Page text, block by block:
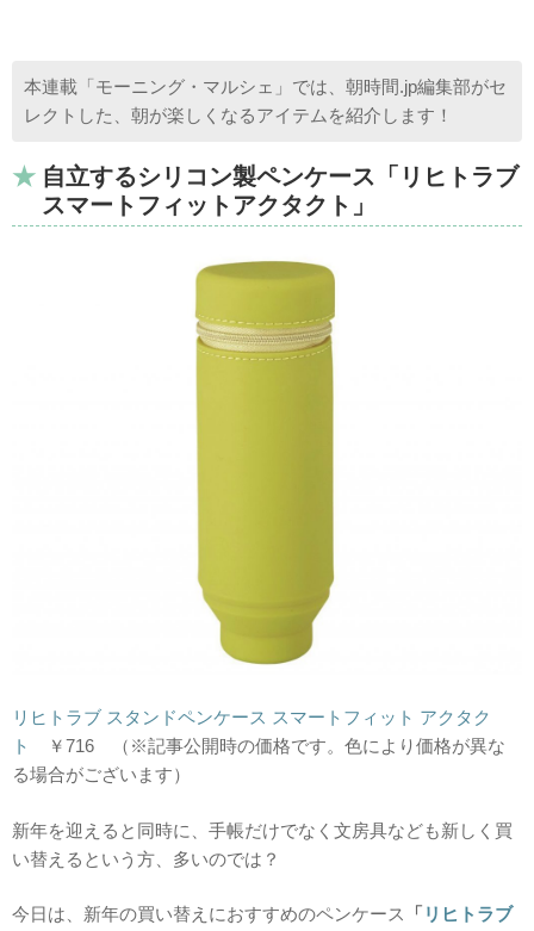
本連載「モーニング・マルシェ」では、朝時間.jp編集部がセ
レクトした、朝が楽しくなるアイテムを紹介します！
自立するシリコン製ペンケース「リヒトラブ
スマートフィットアクタクト」
リヒトラブ スタンドペンケース スマートフィット アクタク
ト
￥716 （※記事公開時の価格です。色により価格が異な
る場合がございます）
新年を迎えると同時に、手帳だけでなく文房具なども新しく買
い替えるという方、多いのでは？
今日は、新年の買い替えにおすすめのペンケース 「 リヒトラブ